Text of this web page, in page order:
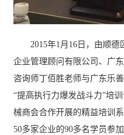
2015年1月16日，由顺德
企业管理顾问有限公司、广
咨询师丁佰胜老师与广东乐
“提高执行力爆发战斗力”培
械商会合作开展的精益培训
50多家企业的90多名学员参